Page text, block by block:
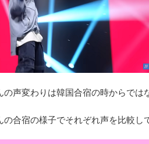
声変わりは韓国合宿の時からでは
合宿の様子でそれぞれ声を比較し